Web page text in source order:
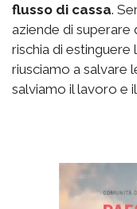
flusso di cassa.
aziende di
rischia di
riusciamo a salvare
salviamo il lavoro e